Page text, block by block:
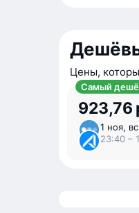
Цены,
Самый
923,76
1 ноя, вс
23:40 –